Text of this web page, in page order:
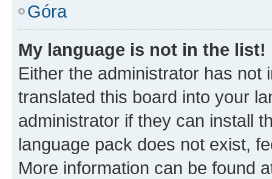
Góra
My language is not in the list!
Either the administrator has not
translated this board into your
administrator if they can install
language pack does not exist,
More information can be found